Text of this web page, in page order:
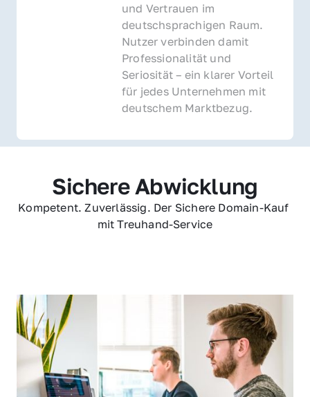
und Vertrauen im
deutschsprachigen Raum.
Nutzer verbinden damit
Professionalität und
Seriosität – ein klarer Vorteil
für jedes Unternehmen mit
deutschem Marktbezug.
Sichere Abwicklung
Kompetent. Zuverlässig. Der Sichere Domain-Kauf
mit Treuhand-Service